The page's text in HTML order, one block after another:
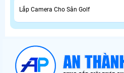
Lắp Camera Cho Sân Golf